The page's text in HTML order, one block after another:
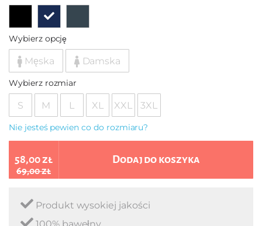
Wybierz opcję
Męska Damska
Wybierz rozmiar
S M L XL XXL 3XL
Nie jesteś pewien co do rozmiaru?
58,00 zł
69,00 zł
Dodaj do koszyka
Produkt wysokiej jakości